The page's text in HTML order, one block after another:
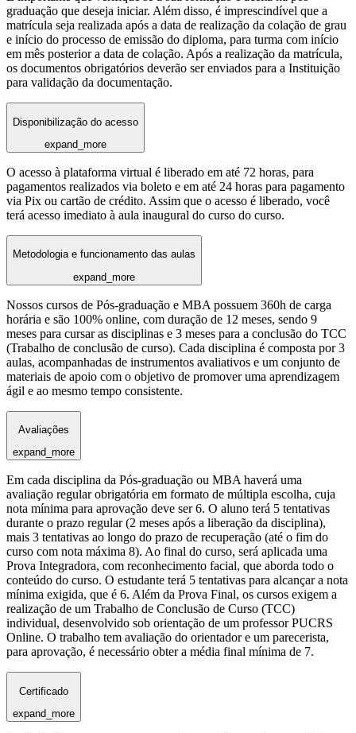
graduação que deseja iniciar. Além disso, é imprescindível que a
matrícula seja realizada após a data de realização da colação de grau
e início do processo de emissão do diploma, para turma com início
em mês posterior a data de colação. Após a realização da matrícula,
os documentos obrigatórios deverão ser enviados para a Instituição
para validação da documentação.
Disponibilização do acesso
expand_more
O acesso à plataforma virtual é liberado em até 72 horas, para
pagamentos realizados via boleto e em até 24 horas para pagamento
via Pix ou cartão de crédito. Assim que o acesso é liberado, você
terá acesso imediato à aula inaugural do curso do curso.
Metodologia e funcionamento das aulas
expand_more
Nossos cursos de Pós-graduação e MBA possuem 360h de carga
horária e são 100% online, com duração de 12 meses, sendo 9
meses para cursar as disciplinas e 3 meses para a conclusão do TCC
(Trabalho de conclusão de curso). Cada disciplina é composta por 3
aulas, acompanhadas de instrumentos avaliativos e um conjunto de
materiais de apoio com o objetivo de promover uma aprendizagem
ágil e ao mesmo tempo consistente.
Avaliações
expand_more
Em cada disciplina da Pós-graduação ou MBA haverá uma
avaliação regular obrigatória em formato de múltipla escolha, cuja
nota mínima para aprovação deve ser 6. O aluno terá 5 tentativas
durante o prazo regular (2 meses após a liberação da disciplina),
mais 3 tentativas ao longo do prazo de recuperação (até o fim do
curso com nota máxima 8). Ao final do curso, será aplicada uma
Prova Integradora, com reconhecimento facial, que aborda todo o
conteúdo do curso. O estudante terá 5 tentativas para alcançar a nota
mínima exigida, que é 6. Além da Prova Final, os cursos exigem a
realização de um Trabalho de Conclusão de Curso (TCC)
individual, desenvolvido sob orientação de um professor PUCRS
Online. O trabalho tem avaliação do orientador e um parecerista,
para aprovação, é necessário obter a média final mínima de 7.
Certificado
expand_more